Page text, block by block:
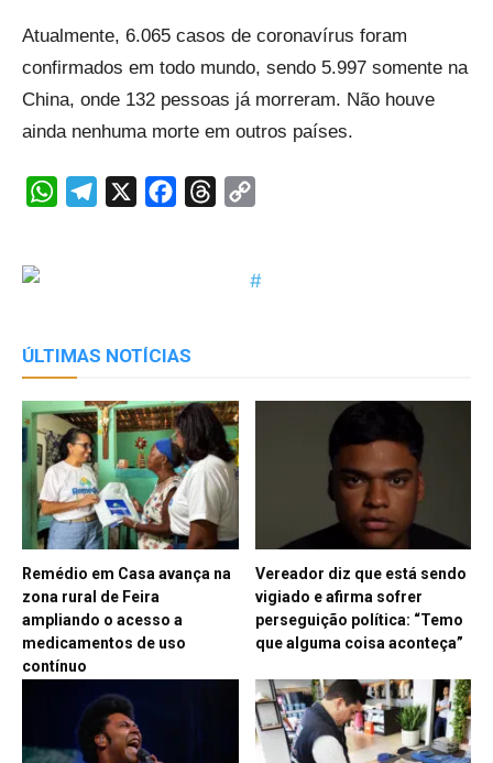
Atualmente, 6.065 casos de coronavírus foram
confirmados em todo mundo, sendo 5.997 somente na
China, onde 132 pessoas já morreram. Não houve
ainda nenhuma morte em outros países.
WhatsAppTelegram FacebookThreads
ÚLTIMAS NOTÍCIAS
Remédio em Casa avança na
zona rural de Feira
ampliando o acesso a
medicamentos de uso
contínuo
Vereador diz que está sendo
vigiado e afirma sofrer
perseguição política: “Temo
que alguma coisa aconteça”